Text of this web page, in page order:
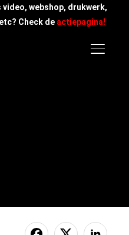
webshop, drukwerk,
Check de actiepagina!